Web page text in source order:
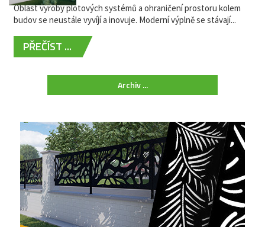
Oblast výroby plotových systémů a ohraničení prostoru kolem
budov se neustále vyvíjí a inovuje. Moderní výplně se stávají...
PŘEČÍST ...
Archiv ...